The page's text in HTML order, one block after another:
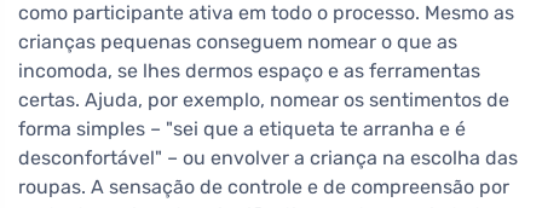
como participante ativa em todo o processo. Mesmo as
crianças pequenas conseguem nomear o que as
incomoda, se lhes dermos espaço e as ferramentas
certas. Ajuda, por exemplo, nomear os sentimentos de
forma simples – "sei que a etiqueta te arranha e é
desconfortável" – ou envolver a criança na escolha das
roupas. A sensação de controle e de compreensão por